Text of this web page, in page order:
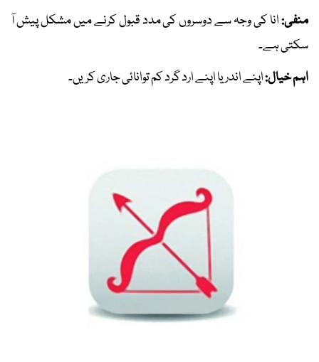
منفی:انا کی وجہ سے دوسروں کی مدد قبول کرنے میں مشکل پیش آ
سکتی ہے۔
اہم خیال:اپنے اندر یا اپنے ارد گرد کم توانائی جاری کریں۔